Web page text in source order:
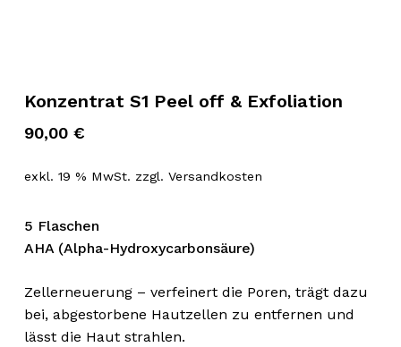
Konzentrat S1 Peel off & Exfoliation
90,00 €
exkl. 19 % MwSt. zzgl. Versandkosten
5 Flaschen
AHA (Alpha-Hydroxycarbonsäure)
Zellerneuerung – verfeinert die Poren, trägt dazu
bei, abgestorbene Hautzellen zu entfernen und
lässt die Haut strahlen.